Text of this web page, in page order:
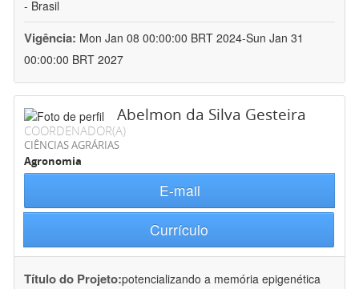
- Brasil
Vigência: Mon Jan 08 00:00:00 BRT 2024-Sun Jan 31
00:00:00 BRT 2027
Abelmon da Silva Gesteira
COORDENADOR(A)
CIÊNCIAS AGRÁRIAS
Agronomia
E-mail
Currículo
Título do Projeto:potencializando a memória epigenética